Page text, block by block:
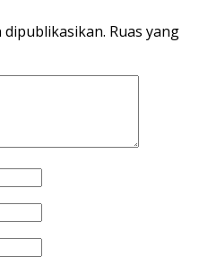
dipublikasikan. Ruas yang